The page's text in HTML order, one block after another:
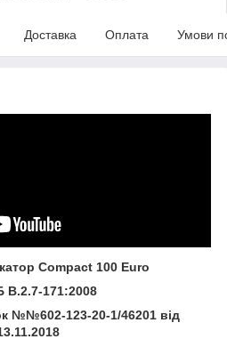
Доставка Оплата Умови
Compact 100 Euro
В.2.7-171:2008
№№602-123-20-1/46201 від